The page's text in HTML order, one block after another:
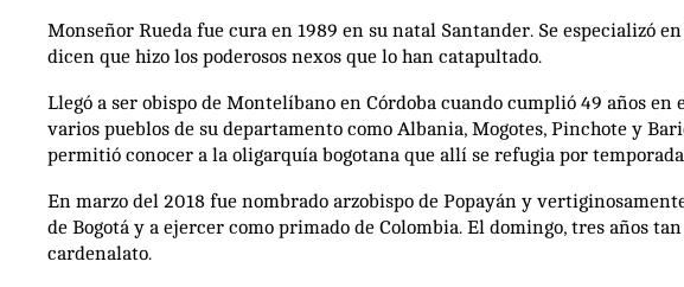
Monseñor Rueda fue cura en 1989 en su natal Santander. Se especializó
dicen que hizo los poderosos nexos que lo han catapultado.
Llegó a ser obispo de Montelíbano en Córdoba cuando cumplió 49 años
varios pueblos de su departamento como Albania, Mogotes, Pinchote y
permitió conocer a la oligarquía bogotana que allí se refugia por
En marzo del 2018 fue nombrado arzobispo de Popayán y
de Bogotá y a ejercer como primado de Colombia. El domingo, tres años
cardenalato.